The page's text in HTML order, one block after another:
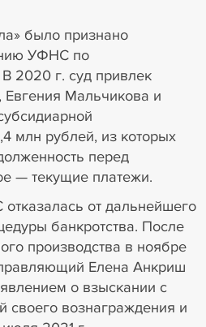
было признано
УФНС по
2020 г. суд привлек
Мальчикова и
млн рублей, из которых
перед
— текущие платежи.
от дальнейшего
банкротства. После
производства в ноябре
Елена Анкриш
о взыскании с
вознаграждения и